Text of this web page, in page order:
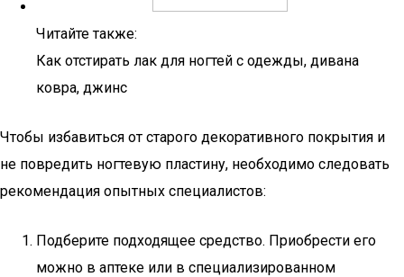
Читайте также:
Как отстирать лак для ногтей с одежды, дивана
ковра, джинс
Чтобы избавиться от старого декоративного покрытия и
не повредить ногтевую пластину, необходимо следовать
рекомендация опытных специалистов:
Подберите подходящее средство. Приобрести его
можно в аптеке или в специализированном